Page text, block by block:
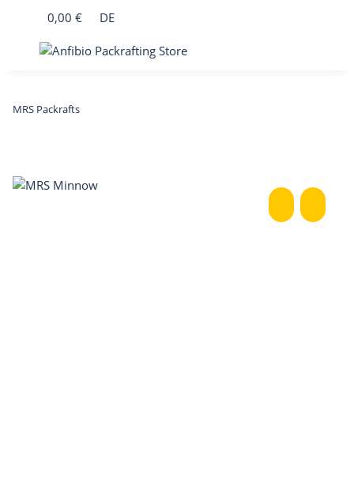
0,00 € DE
MRS Packrafts